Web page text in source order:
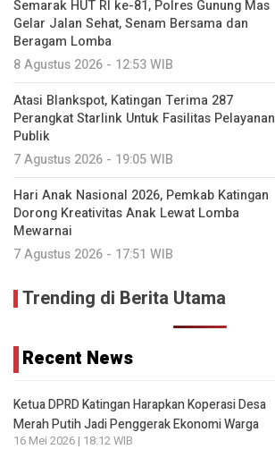
Semarak HUT RI ke-81, Polres Gunung Mas
Gelar Jalan Sehat, Senam Bersama dan
Beragam Lomba
8 Agustus 2026 - 12:53 WIB
Atasi Blankspot, Katingan Terima 287
Perangkat Starlink Untuk Fasilitas Pelayanan
Publik
7 Agustus 2026 - 19:05 WIB
Hari Anak Nasional 2026, Pemkab Katingan
Dorong Kreativitas Anak Lewat Lomba
Mewarnai
7 Agustus 2026 - 17:51 WIB
Trending di Berita Utama
Recent News
Ketua DPRD Katingan Harapkan Koperasi Desa
Merah Putih Jadi Penggerak Ekonomi Warga
16 Mei 2026 | 18:12 WIB